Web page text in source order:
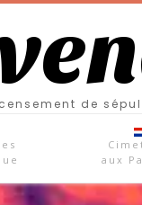
de
aux